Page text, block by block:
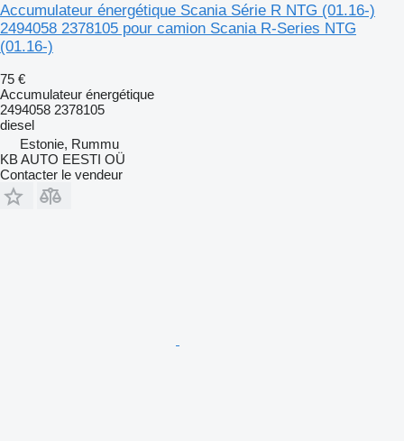
Accumulateur énergétique Scania Série R NTG (01.16-)
2494058 2378105 pour camion Scania R-Series NTG
(01.16-)
75 €
Accumulateur énergétique
2494058 2378105
diesel
Estonie, Rummu
KB AUTO EESTI OÜ
Contacter le vendeur